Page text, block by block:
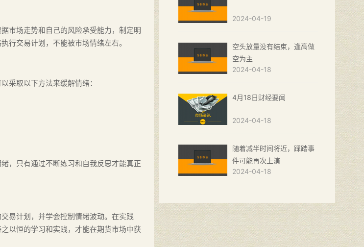
市场走势和自己的风险承受能力，制定明
行交易计划，不能被市场情绪左右。
采取以下方法来缓解情绪：
，只有通过不断练习和自我反思才能真正
易计划，并学会控制情绪波动。在实践
以恒的学习和实践，才能在期货市场中获
2024-04-19
空头放量没有结束，逢高做
空为主
2024-04-18
4月18日财经要闻
2024-04-18
随着减半时间将近，踩踏事
件可能再次上演
2024-04-18